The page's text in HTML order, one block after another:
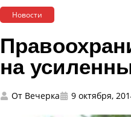
Новости
на
От Вечерка 9 октября,